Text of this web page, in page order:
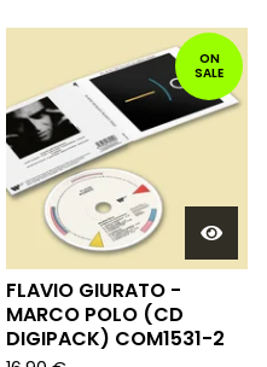
ON
SALE
FLAVIO GIURATO -
MARCO POLO (CD
DIGIPACK) COM1531-2